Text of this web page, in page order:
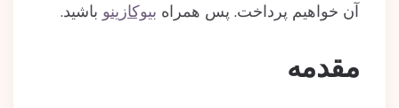
آن خواهیم پرداخت. پس همراه بیوکازینو باشید.
مقدمه